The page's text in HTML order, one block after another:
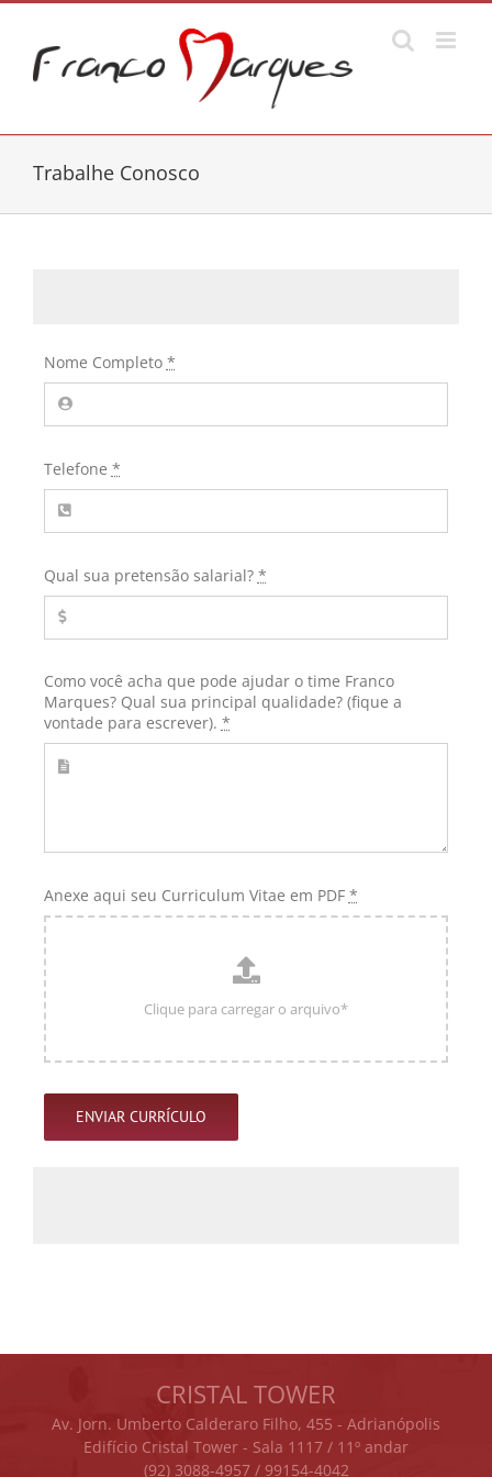
Ir
conteúdo
Trabalhe Conosco
Nome Completo *
Telefone *
Qual sua pretensão salarial? *
Como você acha que pode ajudar o time Franco
Marques? Qual sua principal qualidade? (fique a
vontade para escrever). *
Anexe aqui seu Curriculum Vitae em PDF *
ENVIAR CURRÍCULO
CRISTAL TOWER
Av. Jorn. Umberto Calderaro Filho, 455 - Adrianópolis
Edifício Cristal Tower - Sala 1117 / 11º andar
(92) 3088-4957 / 99154-4042